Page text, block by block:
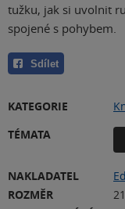
tužku, jak si uvolnit
spojené s pohybem.
Sdílet
KATEGORIE
TÉMATA
NAKLADATEL
ROZMĚR